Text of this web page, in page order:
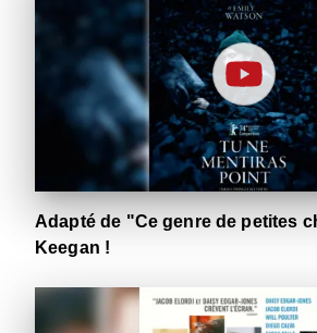
Adapté de "Ce genre de petites
Keegan !